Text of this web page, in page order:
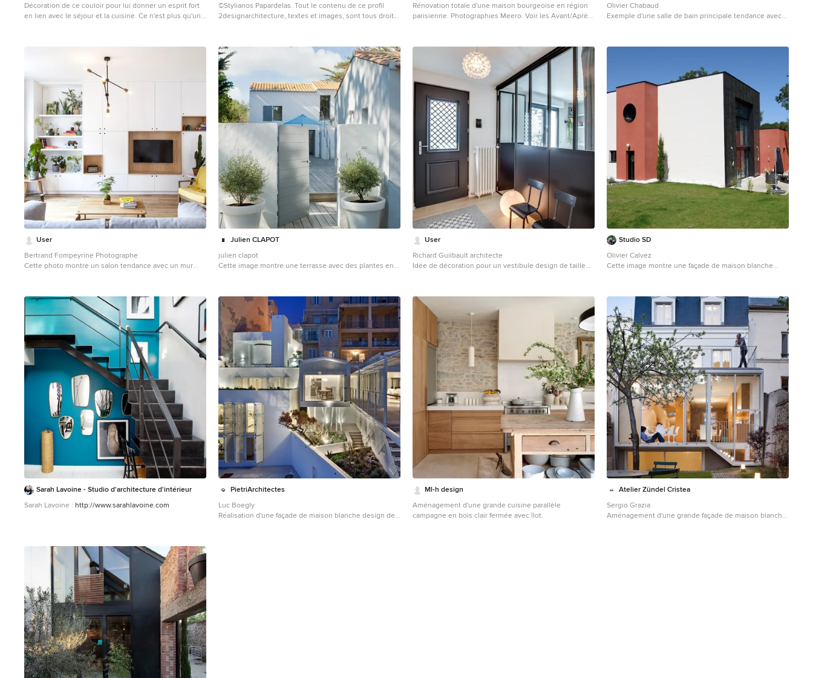
Décoration de ce couloir pour lui donner un esprit fort
en lien avec le séjour et la cuisine. Ce n'est plus qu'un
©Stylianos Papardelas. Tout le contenu de ce profil
2designarchitecture, textes et images, sont tous droits
contemporaine avec une baignoire sur pieds, une
douche à l'italienne, un carrelage blanc et un mur vert.
Rénovation totale d'une maison bourgeoise en région
parisienne. Photographies Meero. Voir les Avant/Après
un mur blanc, un sol en bois brun, aucune cheminée et
aucun téléviseur.
Olivier Chabaud
Exemple d'une salle de bain principale tendance avec
sol en carrelage de céramique et meuble simple
User
Bertrand Fompeyrine Photographe
Cette photo montre un salon tendance avec un mur
Julien CLAPOT
julien clapot
Cette image montre une terrasse avec des plantes en
User
Richard Guilbault architecte
Idée de décoration pour un vestibule design de taille
Studio SD
Olivier Calvez
Cette image montre une façade de maison blanche
Sarah Lavoine - Studio d'architecture d'intérieur
Sarah Lavoine : http://www.sarahlavoine.com
PietriArchitectes
Luc Boegly
Réalisation d'une façade de maison blanche design de
Ml-h design
Aménagement d'une grande cuisine parallèle
campagne en bois clair fermée avec îlot.
Atelier Zündel Cristea
Sergio Grazia
Aménagement d'une grande façade de maison blanche